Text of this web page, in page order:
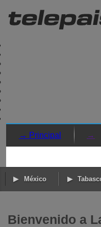
→ Principal →
México
Bienvenido a